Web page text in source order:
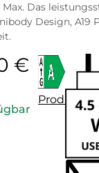
Max. Das
Design, A19
€